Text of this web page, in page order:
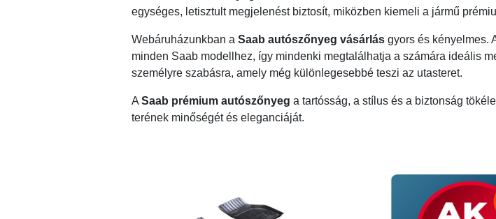
egységes, letisztult megjelenést biztosít, miközben kiemeli a jármű
Webáruházunkban aSaab autószőnyeg vásárlás gyors és kényelmes.
minden Saab modellhez, így mindenki megtalálhatja a számára ideális
személyre szabásra, amely még különlegesebbé teszi az utasteret.
ASaab prémium autószőnyeg a tartósság, a stílus és a biztonság
terének minőségét és eleganciáját.